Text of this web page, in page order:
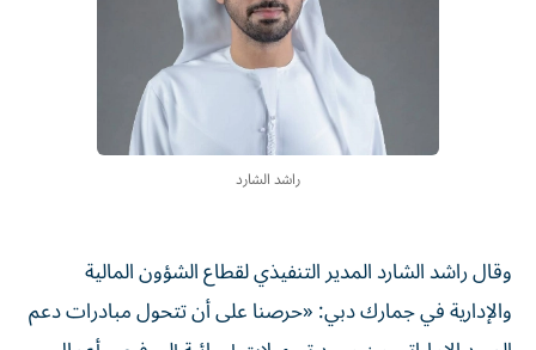
راشد الشارد
وقال راشد الشارد المدير التنفيذي لقطاع الشؤون المالية
والإدارية في جمارك دبي: «حرصنا على أن تتحول مبادرات دعم